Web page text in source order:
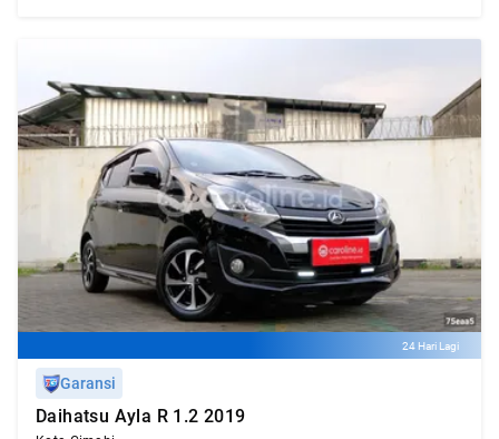
24 Hari Lagi
Garansi
Daihatsu Ayla R 1.2 2019